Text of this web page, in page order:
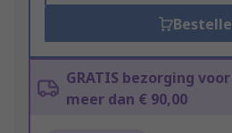
GRATIS bezorging
meer dan € 90,00